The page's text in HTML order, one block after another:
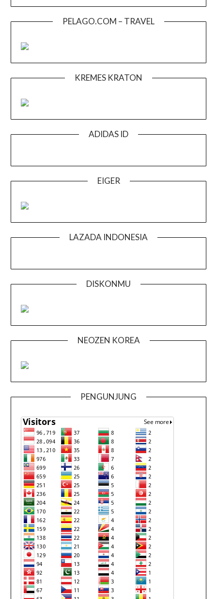
PELAGO.COM – TRAVEL
KREMES KRATON
ADIDAS ID
EIGER
LAZADA INDONESIA
DISKONMU
NEOZEN KOREA
PENGUNJUNG